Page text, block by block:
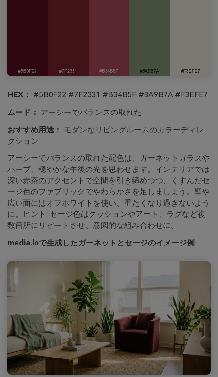
HEX： #5B0F22 #7F2331 #B34B5F #8A9B7A #F3EFE7
ムード： アーシーでバランスの取れた
おすすめ用途： モダンなリビングルームのカラーディレ
クション
アーシーでバランスの取れた配色は、ガーネットガラスや
ハーブ、穏やかな午後の光を思わせます。インテリアでは
深い赤茶のアクセントで空間を引き締めつつ、くすんだセ
ージ色のファブリックでやわらかさを足しましょう。壁や
広い面にはオフホワイトを使い、重たくなり過ぎないよう
に。ヒント: セージ色はクッションやアート、ラグなど複
数箇所にリピートさせ、意図的な組み合わせに。
media.ioで生成したガーネットとセージのイメージ例